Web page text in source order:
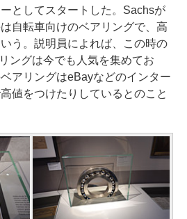
としてスタートした。Sachsが
自転車向けのベアリングで、高
う。説明員によれば、この時の
ングは今でも人気を集めてお
アリングはeBayなどのインター
値をつけたりしているとのこと